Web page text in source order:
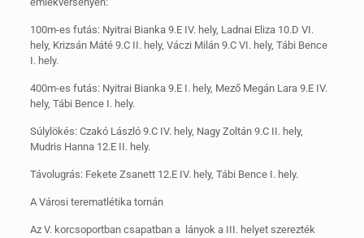
100m-es futás: Nyitrai Bianka 9.E IV. hely, Ladnai Eliza 10.D VI.
hely, Krizsán Máté 9.C II. hely, Váczi Milán 9.C VI. hely, Tábi Bence
I. hely.
400m-es futás: Nyitrai Bianka 9.E I. hely, Mező Megán Lara 9.E IV.
hely, Tábi Bence I. hely.
Súlylökés: Czakó László 9.C IV. hely, Nagy Zoltán 9.C II. hely,
Mudris Hanna 12.E II. hely.
Távolugrás: Fekete Zsanett 12.E IV. hely, Tábi Bence I. hely.
A Városi terematlétika tornán
Az V. korcsoportban csapatban a lányok a III. helyet szerezték